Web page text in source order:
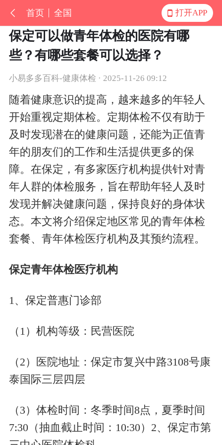
首页 全国 打开APP
保定可以做青年体检的医院有哪
些？有哪些套餐可以选择？
小易多多百科-健康体检 · 2025-11-26 09:12
随着健康意识的提高，越来越多的年轻人
开始重视定期体检。定期体检不仅有助于
及时发现潜在的健康问题，还能为正值青
年的朋友们的工作和生活提供更多的保
障。在保定，有多家医疗机构提供针对青
年人群的体检服务，旨在帮助年轻人及时
发现并解决健康问题，保持良好的身体状
态。本文将介绍保定地区常见的青年体检
套餐、青年体检医疗机构及其预约流程。
保定青年体检医疗机构
1、 保定普惠门诊部
（ 1） 机构等级： 民营医院
（2） 医院地址： 保定市复兴中路3108号康
泰国际三层四层
（3） 体检时间： 冬季时间8点，夏季时间
7:30（抽血截止时间：10:30） 2、 保定市第